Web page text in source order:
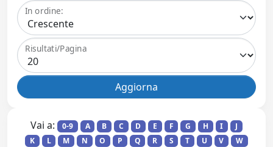
In ordine:
Risultati/Pagina
Vai a: 0-9 A B C D E F G H I
J
K
L M N O P Q R S T U V
W